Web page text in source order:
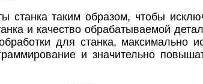
станка таким образом, чтобы
и качество обрабатываемой
для станка, максимально
и значительно